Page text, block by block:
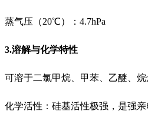
蒸气压（20℃）：4.7hPa
3.溶解与化学特性
可溶于二氯甲烷、甲苯、乙醚、
化学活性：硅基活性极强，是强